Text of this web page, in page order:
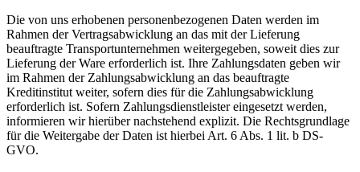
Die von uns erhobenen personenbezogenen Daten werden im
Rahmen der Vertragsabwicklung an das mit der Lieferung
beauftragte Transportunternehmen weitergegeben, soweit dies zur
Lieferung der Ware erforderlich ist. Ihre Zahlungsdaten geben wir
im Rahmen der Zahlungsabwicklung an das beauftragte
Kreditinstitut weiter, sofern dies für die Zahlungsabwicklung
erforderlich ist. Sofern Zahlungsdienstleister eingesetzt werden,
informieren wir hierüber nachstehend explizit. Die Rechtsgrundlage
für die Weitergabe der Daten ist hierbei Art. 6 Abs. 1 lit. b DS-
GVO.